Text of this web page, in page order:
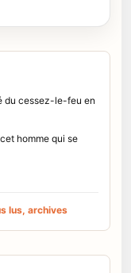
du cessez-le-feu en
homme qui se
lus, archives